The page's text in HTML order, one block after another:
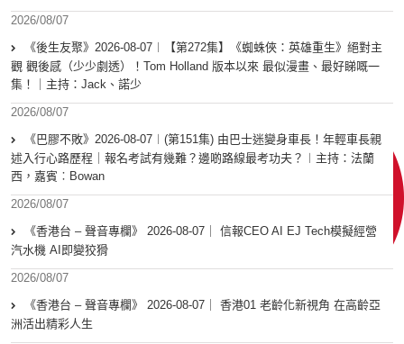
2026/08/07
《後生友聚》2026-08-07︱【第272集】《蜘蛛俠：英雄重生》絕對主
觀 觀後感（少少劇透）！Tom Holland 版本以來 最似漫畫、最好睇嘅一
集！｜主持：Jack、諾少
2026/08/07
《巴膠不敗》2026-08-07︱(第151集) 由巴士迷變身車長！年輕車長親
述入行心路歷程｜報名考試有幾難？邊啲路線最考功夫？︱主持：法蘭
西，嘉賓︰Bowan
2026/08/07
《香港台 – 聲音專欄》 2026-08-07｜ 信報CEO AI EJ Tech模擬經營
汽水機 AI即變狡猾
2026/08/07
《香港台 – 聲音專欄》 2026-08-07｜ 香港01 老齡化新視角 在高齡亞
洲活出精彩人生